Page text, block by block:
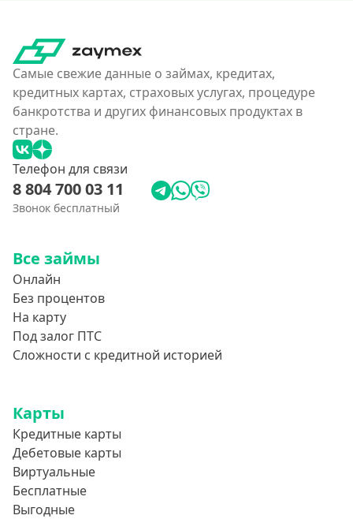
Самые свежие данные о займах, кредитах,
кредитных картах, страховых услугах, процедуре
банкротства и других финансовых продуктах в
стране.
Телефон для связи
8 804 700 03 11
Звонок бесплатный
Все займы
Онлайн
Без процентов
На карту
Под залог ПТС
Сложности с кредитной историей
Карты
Кредитные карты
Дебетовые карты
Виртуальные
Бесплатные
Выгодные